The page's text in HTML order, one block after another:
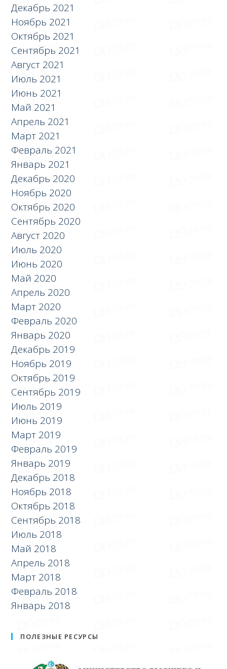
Декабрь 2021
Ноябрь 2021
Октябрь 2021
Сентябрь 2021
Август 2021
Июль 2021
Июнь 2021
Май 2021
Апрель 2021
Март 2021
Февраль 2021
Январь 2021
Декабрь 2020
Ноябрь 2020
Октябрь 2020
Сентябрь 2020
Август 2020
Июль 2020
Июнь 2020
Май 2020
Апрель 2020
Март 2020
Февраль 2020
Январь 2020
Декабрь 2019
Ноябрь 2019
Октябрь 2019
Сентябрь 2019
Июль 2019
Июнь 2019
Март 2019
Февраль 2019
Январь 2019
Декабрь 2018
Ноябрь 2018
Октябрь 2018
Сентябрь 2018
Июль 2018
Май 2018
Апрель 2018
Март 2018
Февраль 2018
Январь 2018
ПОЛЕЗНЫЕ РЕСУРСЫ